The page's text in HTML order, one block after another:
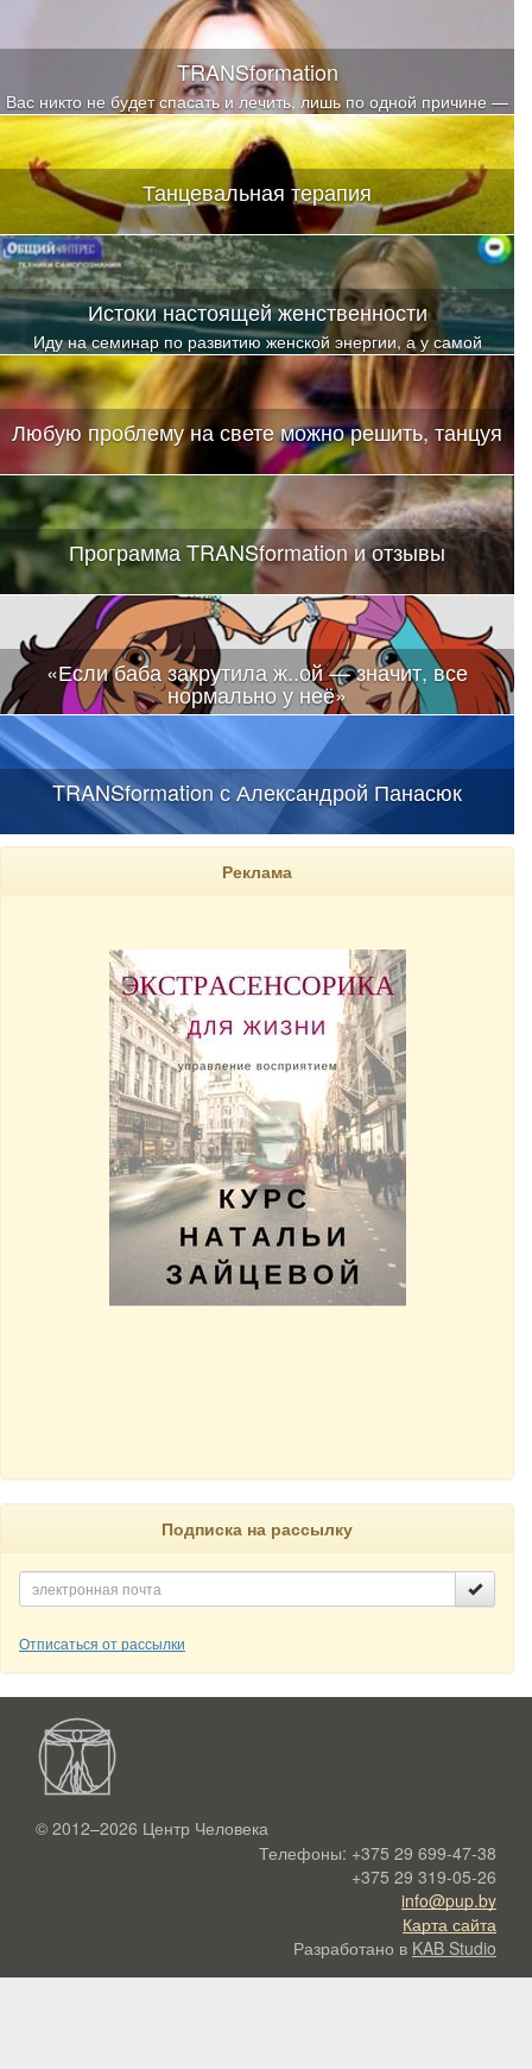
TRANSformation
Вас никто не будет спасать и лечить, лишь по одной причине —
вас не от чего лечить и спасать
Танцевальная терапия
Истоки настоящей женственности
Иду на семинар по развитию женской энергии, а у самой
легкая дрожь: а что меня ждет?
Любую проблему на свете можно решить, танцуя
Программа TRANSformation и отзывы
«Если баба закрутила ж..ой — значит, все
нормально у неё»
TRANSformation с Александрой Панасюк
Реклама
Подписка на рассылку
Отписаться от рассылки
© 2012–2026 Центр Человека
Телефоны: +375 29 699-47-38
+375 29 319-05-26
info@pup.by
Карта сайта
Разработано в KAB Studio